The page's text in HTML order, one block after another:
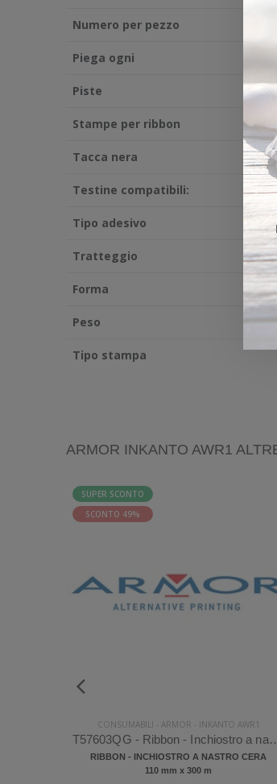
Numero per pezzo
Piega ogni
Piste
Stampe per ribbon
Tacca nera
Testine compatibili:
Tipo adesivo
Tratteggio
Forma
Peso
Tipo stampa
ARMOR INKANTO AWR1
SUPER SCONTO
SCONTO 49%
CONSUMABILI - ARMOR - INKANTO AWR1
T57603QG - Ribbon - Inchiostro
RIBBON - INCHIOSTRO A NASTRO CERA
110 mm x 300 m